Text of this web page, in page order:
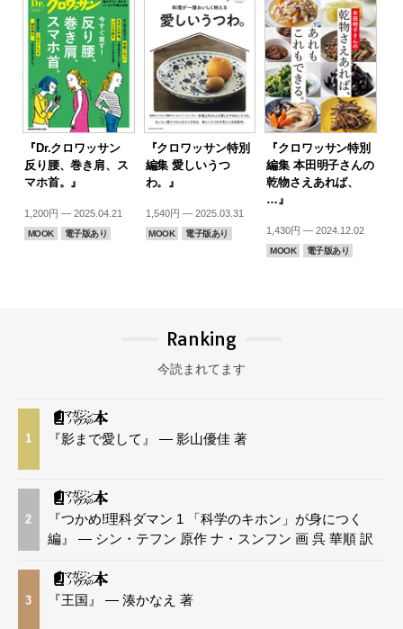
『Dr.クロワッサン
反り腰、巻き肩、ス
マホ首。』
1,200円 — 2025.04.21
MOOK 電子版あり
『クロワッサン特別
編集 愛しいうつ
わ。』
1,540円 — 2025.03.31
MOOK 電子版あり
『クロワッサン特別
編集 本田明子さんの
乾物さえあれば、
…』
1,430円 — 2024.12.02
MOOK 電子版あり
Ranking
今読まれてます
1 『影まで愛して』 — 影山優佳 著
2
『つかめ!理科ダマン 1 「科学のキホン」が身につく
編』 — シン・テフン 原作 ナ・スンフン 画 呉 華順 訳
3 『王国』 — 湊かなえ 著